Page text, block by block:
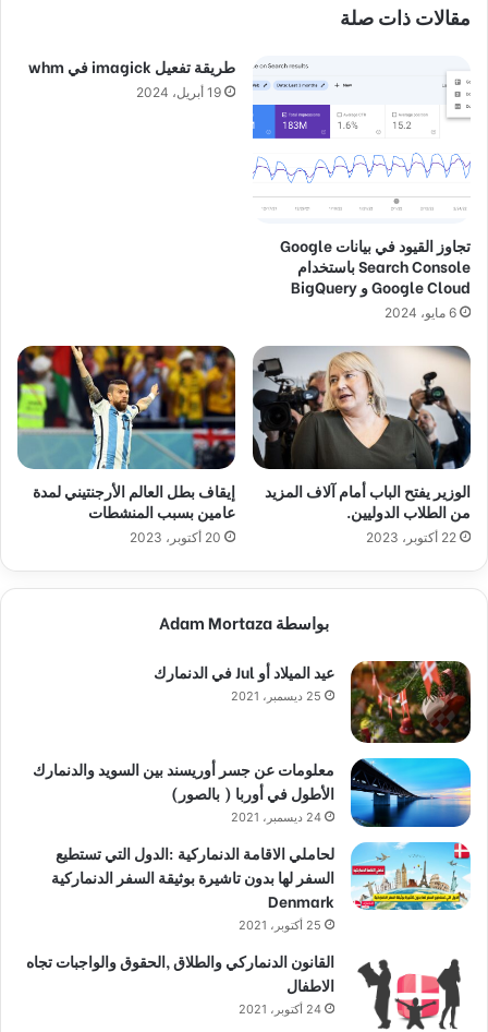
مقالات ذات صلة
تجاوز القيود في بيانات Google
Search Console باستخدام
Google Cloud و BigQuery
6 مايو، 2024
طريقة تفعيل imagick في whm
19 أبريل، 2024
الوزير يفتح الباب أمام آلاف المزيد
من الطلاب الدوليين.
22 أكتوبر، 2023
إيقاف بطل العالم الأرجنتيني لمدة
عامين بسبب المنشطات
20 أكتوبر، 2023
بواسطة Adam Mortaza
عيد الميلاد أو Jul في الدنمارك
25 ديسمبر، 2021
معلومات عن جسر أوريسند بين السويد والدنمارك
الأطول في أوربا ( بالصور)
24 ديسمبر، 2021
لحاملي الاقامة الدنماركية :الدول التي تستطيع
السفر لها بدون تاشيرة بوثيقة السفر الدنماركية
Denmark
25 أكتوبر، 2021
القانون الدنماركي والطلاق ,الحقوق والواجبات تجاه
الاطفال
24 أكتوبر، 2021